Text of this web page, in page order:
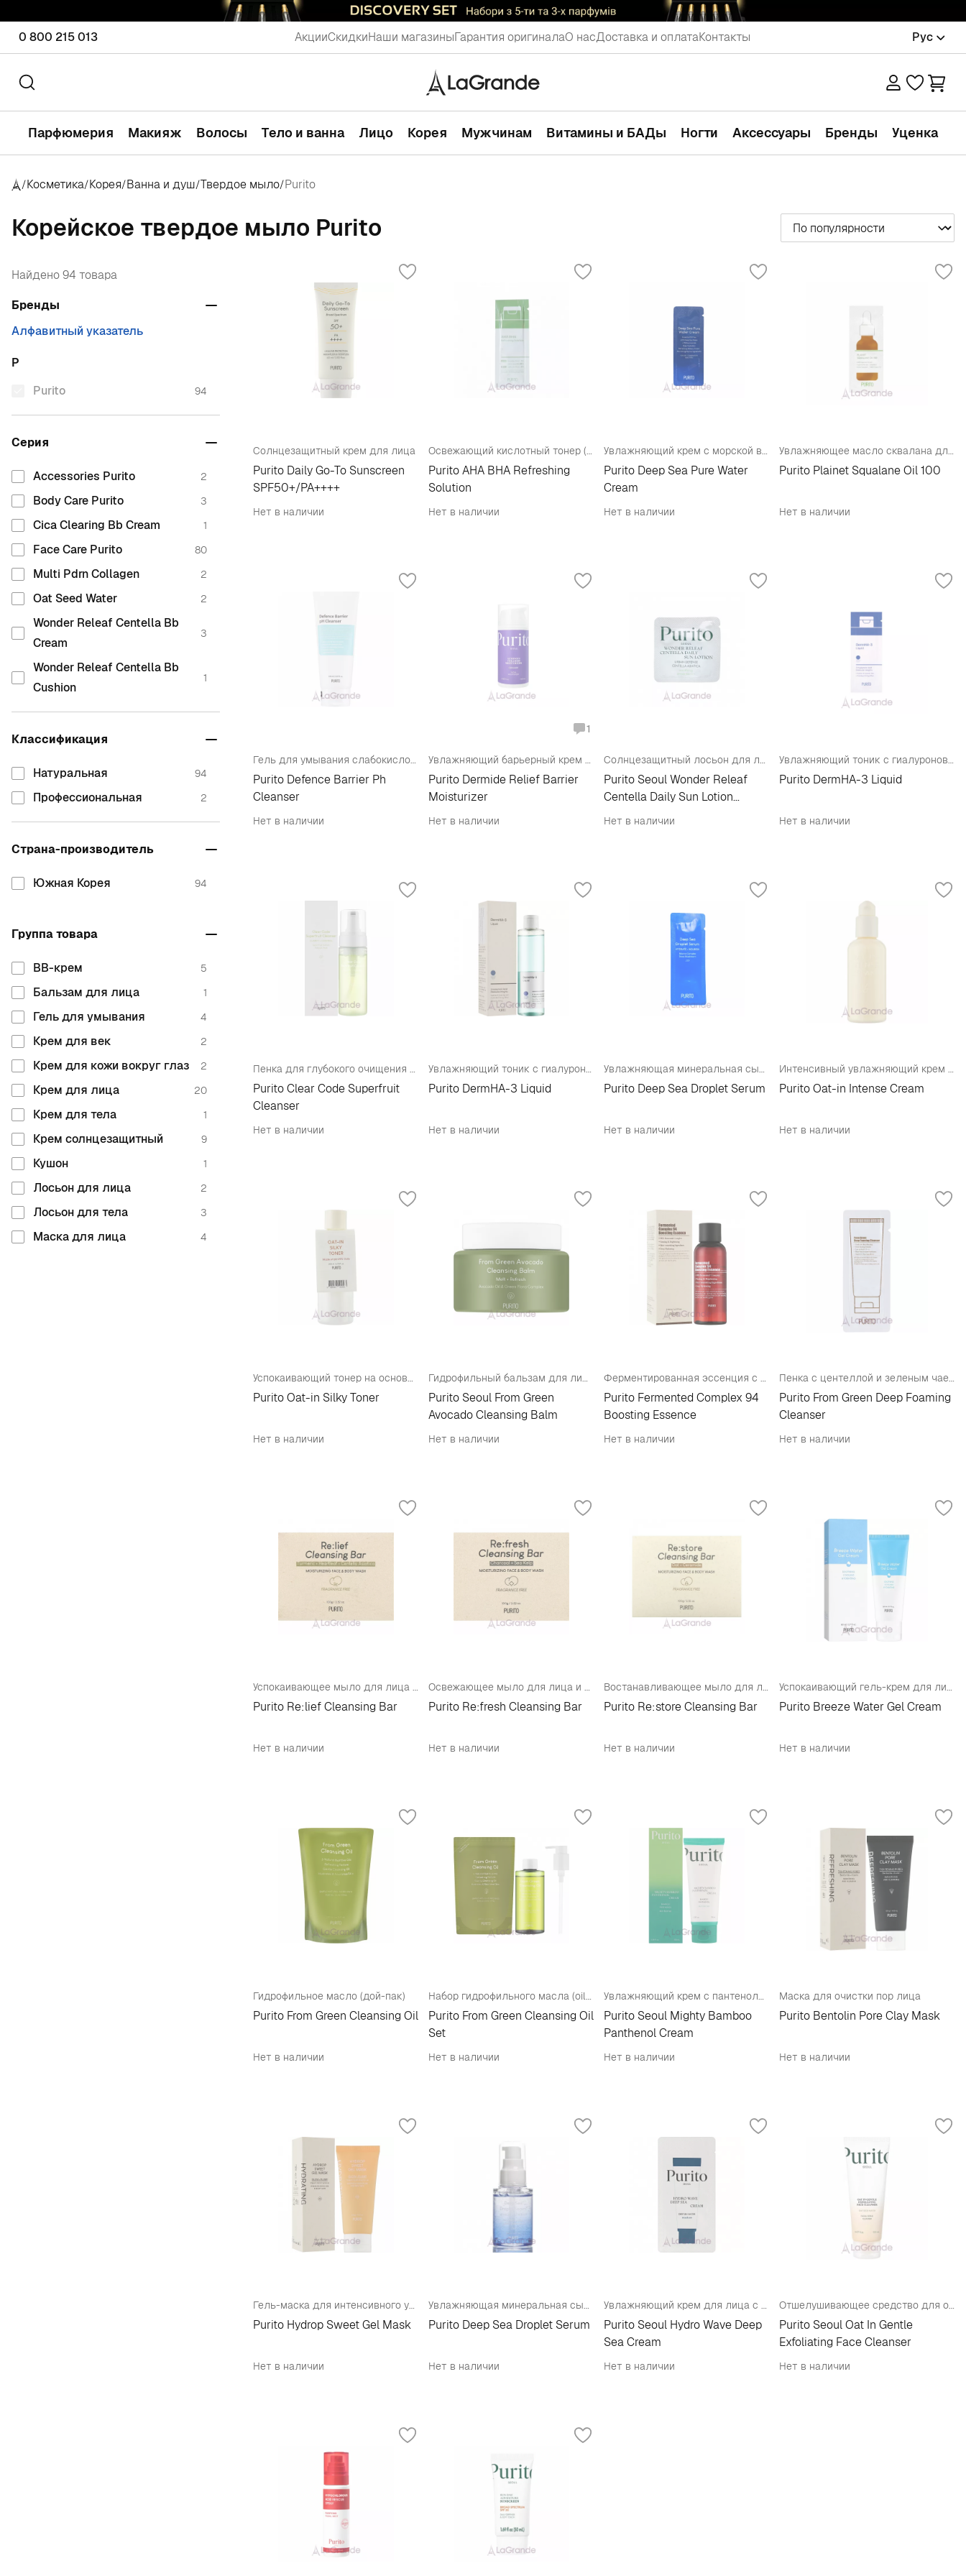
0 800 215 013 АкцииСкидкиНаши магазиныГарантия оригиналаО насДоставка и оплатаКонтакты Рус
Парфюмерия Макияж Волосы Тело и ванна Лицо Корея Мужчинам Витамины и БАДы Ногти Аксессуары Бренды Уценка
/Косметика/Корея/Ванна и душ/Твердое мыло/Purito
Корейское твердое мыло Purito
Найдено 94 товара
Бренды
Алфавитный указатель
P
Purito
94
Серия
Accessories Purito 2
Body Care Purito 3
Cica Clearing Bb Cream 1
Face Care Purito 80
Multi Pdrn Collagen 2
Oat Seed Water 2
Wonder Releaf Centella Bb
Cream
3
Wonder Releaf Centella Bb
Cushion
1
Классификация
Натуральная 94
Профессиональная 2
Страна-производитель
Южная Корея 94
Группа товара
BB-крем 5
Бальзам для лица 1
Гель для умывания 4
Крем для век 2
Крем для кожи вокруг глаз 2
Крем для лица 20
Крем для тела 1
Крем солнцезащитный 9
Кушон 1
Лосьон для лица 2
Лосьон для тела 3
Маска для лица 4
Солнцезащитный крем для лица
Purito Daily Go-To Sunscreen
SPF50+/PA++++
Нет в наличии
Освежающий кислотный тонер (тестер)
Purito AHA BHA Refreshing
Solution
Нет в наличии
Увлажняющий крем с морской водой (тестер)
Purito Deep Sea Pure Water
Cream
Нет в наличии
Увлажняющее масло сквалана для лица, тела и волос (тестер)
Purito Plainet Squalane Oil 100
Нет в наличии
Гель для умывания слабокислотный
Purito Defence Barrier Ph
Cleanser
Нет в наличии
1
Увлажняющий барьерный крем для лица
Purito Dermide Relief Barrier
Moisturizer
Нет в наличии
Солнцезащитный лосьон для лица (тестер)
Purito Seoul Wonder Releaf
Centella Daily Sun Lotion
SPF50+
Нет в наличии
Увлажняющий тоник с гиалуроновой кислотой (пробник)
Purito DermHA-3 Liquid
Нет в наличии
Пенка для глубокого очищения кожи
Purito Clear Code Superfruit
Cleanser
Нет в наличии
Увлажняющий тоник с гиалуроновой кислотой
Purito DermHA-3 Liquid
Нет в наличии
Увлажняющая минеральная сыворотка для упругости кожи (пробник)
Purito Deep Sea Droplet Serum
Нет в наличии
Интенсивный увлажняющий крем с овсом
Purito Oat-in Intense Cream
Нет в наличии
Успокаивающий тонер на основе семян овса
Purito Oat-in Silky Toner
Нет в наличии
Гидрофильный бальзам для лица
Purito Seoul From Green
Avocado Cleansing Balm
Нет в наличии
Ферментированная эссенция с ниацинамидом 3%
Purito Fermented Complex 94
Boosting Essence
Нет в наличии
Пенка с центеллой и зеленым чаем (пробник)
Purito From Green Deep Foaming
Cleanser
Нет в наличии
Успокаивающее мыло для лица и тела
Purito Re:lief Cleansing Bar
Нет в наличии
Освежающее мыло для лица и тела
Purito Re:fresh Cleansing Bar
Нет в наличии
Востанавливающее мыло для лица и тела
Purito Re:store Cleansing Bar
Нет в наличии
Успокаивающий гель-крем для лица
Purito Breeze Water Gel Cream
Нет в наличии
Гидрофильное масло (дой-пак)
Purito From Green Cleansing Oil
Нет в наличии
Набор гидрофильного масла (oil/200ml + oil/200ml)
Purito From Green Cleansing Oil
Set
Нет в наличии
Увлажняющий крем с пантенолом
Purito Seoul Mighty Bamboo
Panthenol Cream
Нет в наличии
Маска для очистки пор лица
Purito Bentolin Pore Clay Mask
Нет в наличии
Гель-маска для интенсивного увлажнения кожи
Purito Hydrop Sweet Gel Mask
Нет в наличии
Увлажняющая минеральная сыворотка для упругости кожи
Purito Deep Sea Droplet Serum
Нет в наличии
Увлажняющий крем для лица с морской водой
Purito Seoul Hydro Wave Deep
Sea Cream
Нет в наличии
Отшелушивающее средство для очищения лица
Purito Seoul Oat In Gentle
Exfoliating Face Cleanser
Нет в наличии